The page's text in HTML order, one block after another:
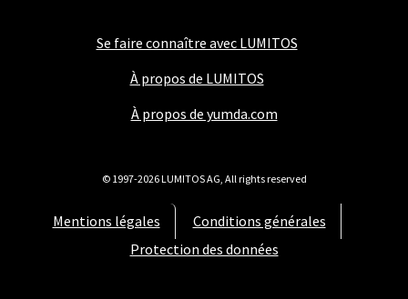
Se faire connaître avec LUMITOS
À propos de LUMITOS
À propos de yumda.com
Mentions légales
Conditions générales
Protection des données
© 1997-2026 LUMITOS AG, All rights reserved